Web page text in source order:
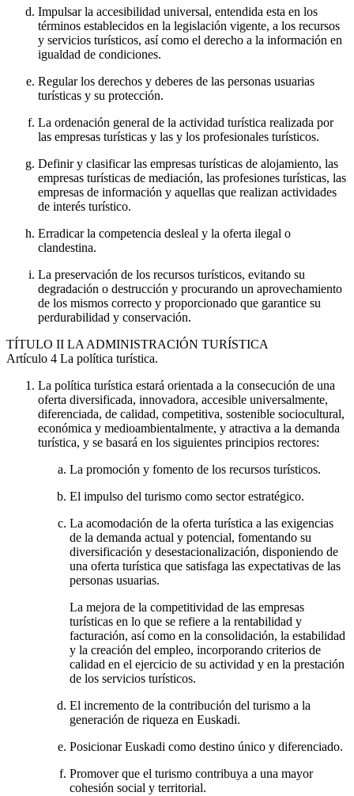
Impulsar la accesibilidad universal, entendida esta en los
términos establecidos en la legislación vigente, a los recursos
y servicios turísticos, así como el derecho a la información en
igualdad de condiciones.
Regular los derechos y deberes de las personas usuarias
turísticas y su protección.
La ordenación general de la actividad turística realizada por
las empresas turísticas y las y los profesionales turísticos.
Definir y clasificar las empresas turísticas de alojamiento, las
empresas turísticas de mediación, las profesiones turísticas, las
empresas de información y aquellas que realizan actividades
de interés turístico.
Erradicar la competencia desleal y la oferta ilegal o
clandestina.
La preservación de los recursos turísticos, evitando su
degradación o destrucción y procurando un aprovechamiento
de los mismos correcto y proporcionado que garantice su
perdurabilidad y conservación.
TÍTULO II LA ADMINISTRACIÓN TURÍSTICA
Artículo 4 La política turística.
La política turística estará orientada a la consecución de una
oferta diversificada, innovadora, accesible universalmente,
diferenciada, de calidad, competitiva, sostenible sociocultural,
económica y medioambientalmente, y atractiva a la demanda
turística, y se basará en los siguientes principios rectores:
La promoción y fomento de los recursos turísticos.
El impulso del turismo como sector estratégico.
La acomodación de la oferta turística a las exigencias
de la demanda actual y potencial, fomentando su
diversificación y desestacionalización, disponiendo de
una oferta turística que satisfaga las expectativas de las
personas usuarias.
La mejora de la competitividad de las empresas
turísticas en lo que se refiere a la rentabilidad y
facturación, así como en la consolidación, la estabilidad
y la creación del empleo, incorporando criterios de
calidad en el ejercicio de su actividad y en la prestación
de los servicios turísticos.
El incremento de la contribución del turismo a la
generación de riqueza en Euskadi.
Posicionar Euskadi como destino único y diferenciado.
Promover que el turismo contribuya a una mayor
cohesión social y territorial.